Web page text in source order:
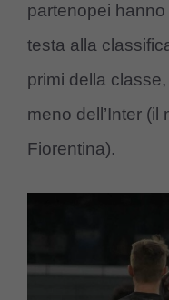
partenopei
testa alla
primi della
meno dell’Inter
Fiorentina).